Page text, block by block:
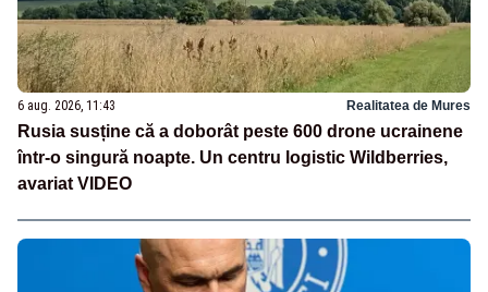
6 aug. 2026, 11:43 Realitatea de Mures
Rusia susține că a doborât peste 600 drone ucrainene
într-o singură noapte. Un centru logistic Wildberries,
avariat VIDEO